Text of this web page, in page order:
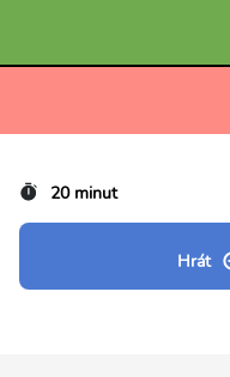
20 minut
Hrát